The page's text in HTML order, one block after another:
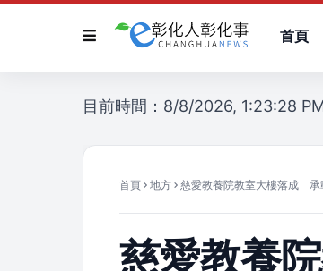
首頁
目前時間：8/8/2026, 1:23:28 PM
首頁 地方 慈愛教養院教室大樓落成 承
慈愛教養